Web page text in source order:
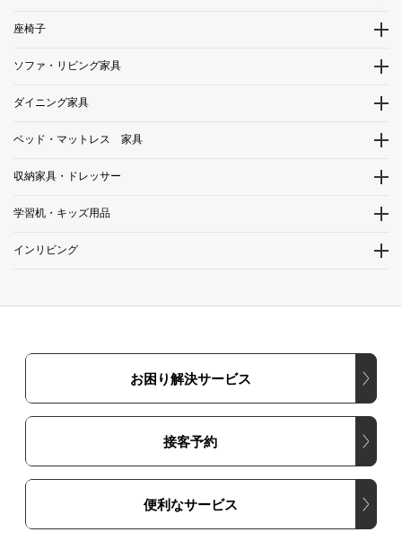
座椅子
ソファ・リビング家具
ダイニング家具
ベッド・マットレス 家具
収納家具・ドレッサー
学習机・キッズ用品
インリビング
お困り解決サービス
接客予約
便利なサービス